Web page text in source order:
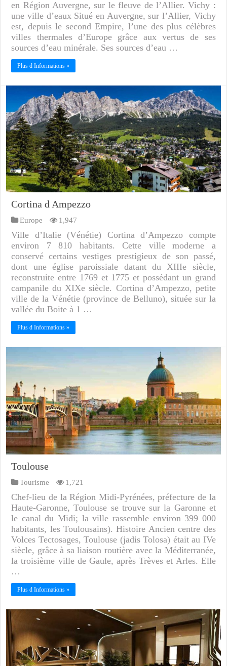
en Région Auvergne, sur le fleuve de l’Allier. Vichy :
une ville d’eaux Situé en Auvergne, sur l’Allier, Vichy
est, depuis le second Empire, l’une des plus célèbres
villes thermales d’Europe grâce aux vertus de ses
sources d’eau minérale. Ses sources d’eau …
Plus d Informations »
Cortina d Ampezzo
Europe 1,947
Ville d’Italie (Vénétie) Cortina d’Ampezzo compte
environ 7 810 habitants. Cette ville moderne a
conservé certains vestiges prestigieux de son passé,
dont une église paroissiale datant du XIIIe siècle,
reconstruite entre 1769 et 1775 et possédant un grand
campanile du XIXe siècle. Cortina d’Ampezzo, petite
ville de la Vénétie (province de Belluno), située sur la
vallée du Boite à 1 …
Plus d Informations »
Toulouse
Tourisme 1,721
Chef-lieu de la Région Midi-Pyrénées, préfecture de la
Haute-Garonne, Toulouse se trouve sur la Garonne et
le canal du Midi; la ville rassemble environ 399 000
habitants, les Toulousains). Histoire Ancien centre des
Volces Tectosages, Toulouse (jadis Tolosa) était au IVe
siècle, grâce à sa liaison routière avec la Méditerranée,
la troisième ville de Gaule, après Trèves et Arles. Elle
…
Plus d Informations »